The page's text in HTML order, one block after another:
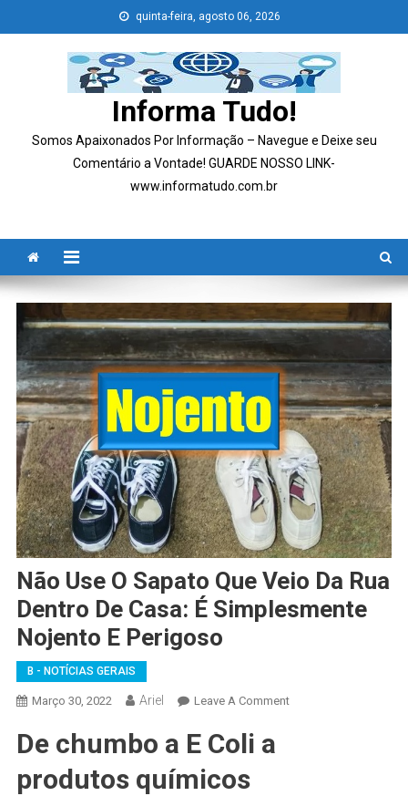
to
quinta-feira, agosto 06, 2026
Informa Tudo!
Somos Apaixonados Por Informação – Navegue e Deixe seu
Comentário a Vontade! GUARDE NOSSO LINK-
www.informatudo.com.br
Não Use O Sapato Que Veio Da Rua
Dentro De Casa: É Simplesmente
Nojento E Perigoso
B - NOTÍCIAS GERAIS
Março 30, 2022 Ariel Leave A CommentOn
De chumbo a E Coli a
produtos químicos